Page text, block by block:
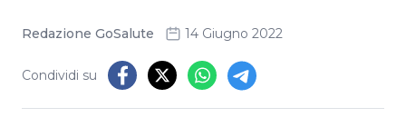
Redazione GoSalute 14 Giugno 2022
Condividi su